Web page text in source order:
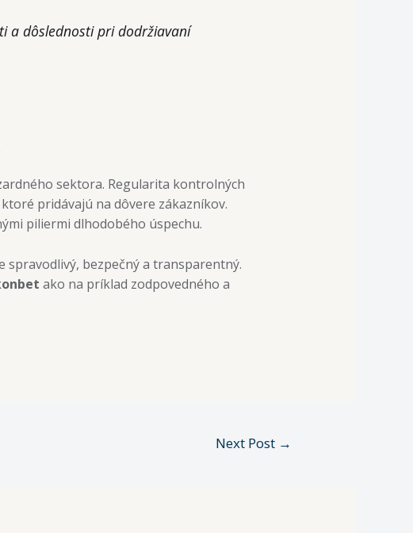
a dôslednosti pri dodržiavaní
sektora. Regularita kontrolných
pridávajú na dôvere zákazníkov.
piliermi dlhodobého úspechu.
spravodlivý, bezpečný a transparentný.
ako na príklad zodpovedného a
Next Post →